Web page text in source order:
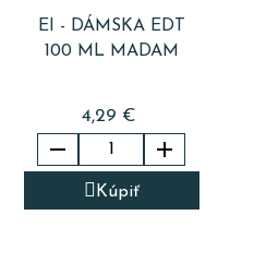
EI - DÁMSKA EDT
100 ML MADAM
4,29 €
 
Kúpiť